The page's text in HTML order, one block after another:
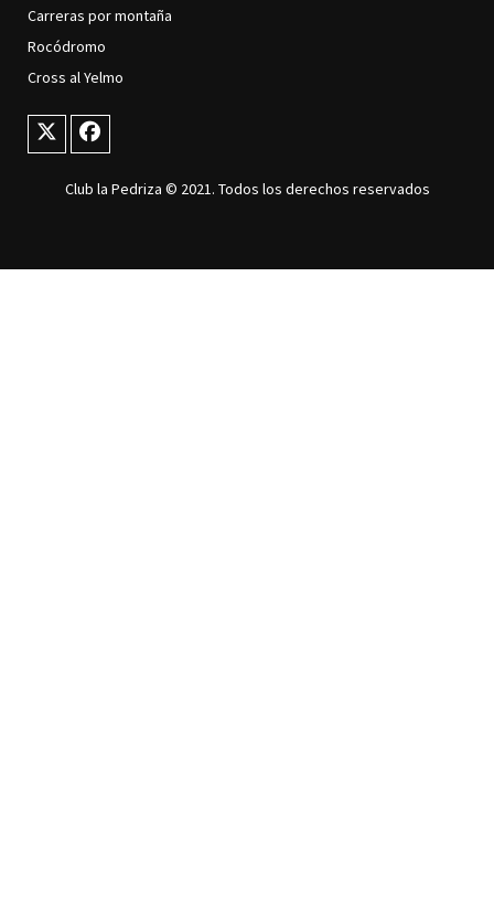
Carreras por montaña
Rocódromo
Cross al Yelmo
Club la Pedriza © 2021. Todos los derechos reservados